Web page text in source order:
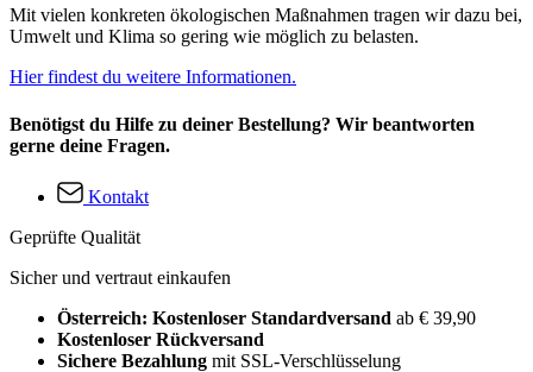
Mit vielen konkreten ökologischen Maßnahmen tragen wir dazu bei,
Umwelt und Klima so gering wie möglich zu belasten.
Hier findest du weitere Informationen.
Benötigst du Hilfe zu deiner Bestellung? Wir beantworten
gerne deine Fragen.
Kontakt
Geprüfte Qualität
Sicher und vertraut einkaufen
Österreich: Kostenloser Standardversand ab € 39,90
Kostenloser Rückversand
Sichere Bezahlung mit SSL-Verschlüsselung